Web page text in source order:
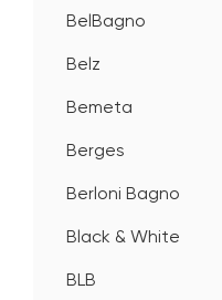
BelBagno
Belz
Bemeta
Berges
Berloni Bagno
Black & White
BLB